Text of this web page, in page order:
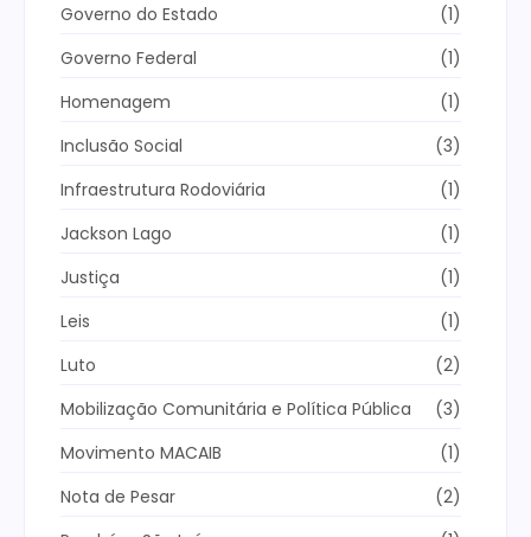
Governo do Estado
(1)
Governo Federal
(1)
Homenagem
(1)
Inclusão Social
(3)
Infraestrutura Rodoviária
(1)
Jackson Lago
(1)
Justiça
(1)
Leis
(1)
Luto
(2)
Mobilização Comunitária e Política Pública
(3)
Movimento MACAIB
(1)
Nota de Pesar
(2)